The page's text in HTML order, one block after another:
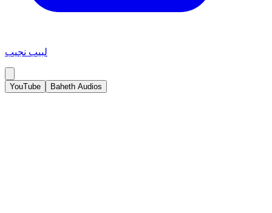
لبيب نجيب
YouTube Baheth Audios